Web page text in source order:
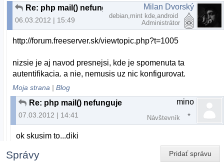
Re: php mail() nefunguje
06.03.2012 | 15:49
Milan Dvorský
debian,mint kde,android
Administrátor
http://forum.freeserver.sk/viewtopic.php?t=1005
nizsie je aj navod presnejsi, kde je spomenuta ta
autentifikacia. a nie, nemusis uz nic konfigurovat.
Moja strana |Blog
Re: php mail() nefunguje
07.03.2012 | 14:41
mino
Návštevník
ok skusim to...diki
Pridať správu
Správy